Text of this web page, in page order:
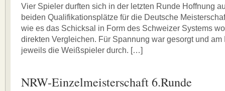
Vier Spieler durften sich in der letzten Runde Hoffnung
beiden Qualifikationsplätze für die Deutsche
wie es das Schicksal in Form des Schweizer Systems
direkten Vergleichen. Für Spannung war gesorgt und am
jeweils die Weißspieler durch. […]
NRW-Einzelmeisterschaft 6.Runde